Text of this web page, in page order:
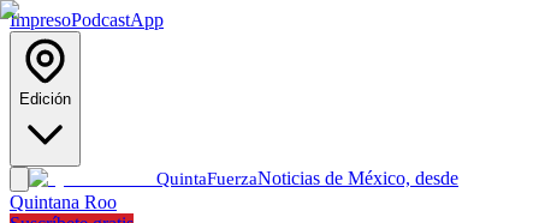
ImpresoPodcastApp
Edición
QuintaFuerzaNoticias de México, desde
Quintana Roo